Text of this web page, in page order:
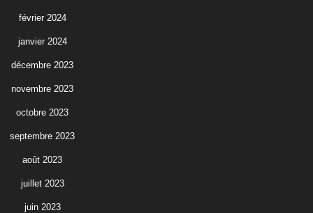
février 2024
janvier 2024
décembre 2023
novembre 2023
octobre 2023
septembre 2023
août 2023
juillet 2023
juin 2023